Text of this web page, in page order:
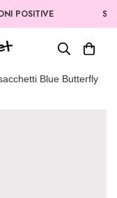
Blue Butterfly